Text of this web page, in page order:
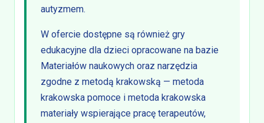
autyzmem.
W ofercie dostępne są również gry
edukacyjne dla dzieci opracowane na bazie
Materiałów naukowych oraz narzędzia
zgodne z metodą krakowską — metoda
krakowska pomoce i metoda krakowska
materiały wspierające pracę terapeutów,